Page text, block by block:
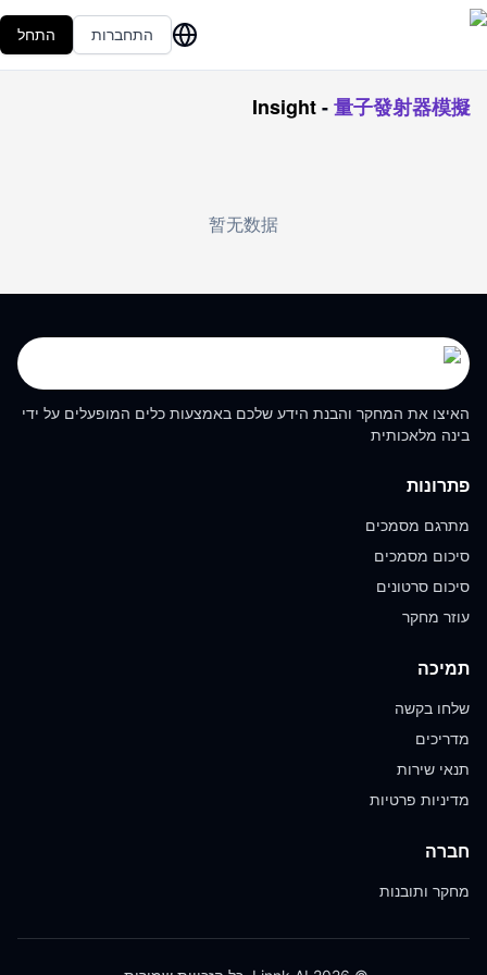
התחברות התחל
Insight-量子發射器模擬
暂无数据
האיצו את המחקר והבנת הידע שלכם באמצעות כלים המופעלים על ידי
בינה מלאכותית
פתרונות
מתרגם מסמכים
סיכום מסמכים
סיכום סרטונים
עוזר מחקר
תמיכה
שלחו בקשה
מדריכים
תנאי שירות
מדיניות פרטיות
חברה
מחקר ותובנות